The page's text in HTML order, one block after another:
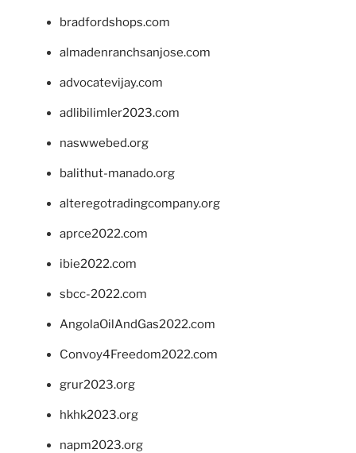
bradfordshops.com
almadenranchsanjose.com
advocatevijay.com
adlibilimler2023.com
naswwebed.org
balithut-manado.org
alteregotradingcompany.org
aprce2022.com
ibie2022.com
sbcc-2022.com
AngolaOilAndGas2022.com
Convoy4Freedom2022.com
grur2023.org
hkhk2023.org
napm2023.org